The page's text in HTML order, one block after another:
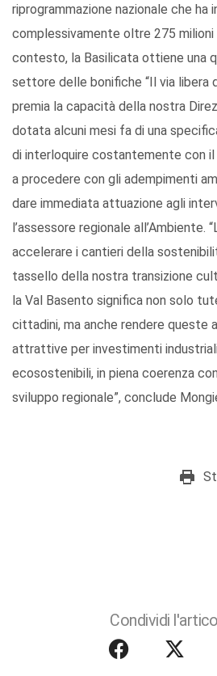
riprogrammazione nazionale che ha
complessivamente oltre 275 milioni
contesto, la Basilicata ottiene una
settore delle bonifiche “Il via libera
premia la capacità della nostra
dotata alcuni mesi fa di una
di interloquire costantemente con il
a procedere con gli adempimenti
dare immediata attuazione agli
l’assessore regionale all’Ambiente.
accelerare i cantieri della
tassello della nostra transizione
la Val Basento significa non solo
cittadini, ma anche rendere queste
attrattive per investimenti
ecosostenibili, in piena coerenza
sviluppo regionale”, conclude
Condividi